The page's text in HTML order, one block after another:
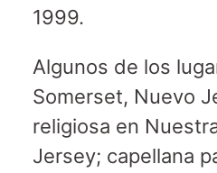
1999.
Algunos de los
Somerset, Nuevo
religiosa en
Jersey; capellana